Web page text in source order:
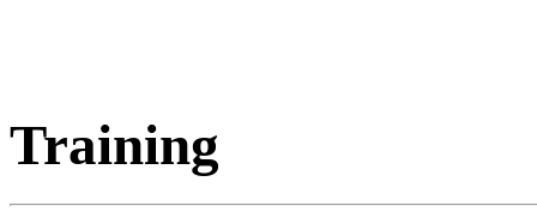
Training